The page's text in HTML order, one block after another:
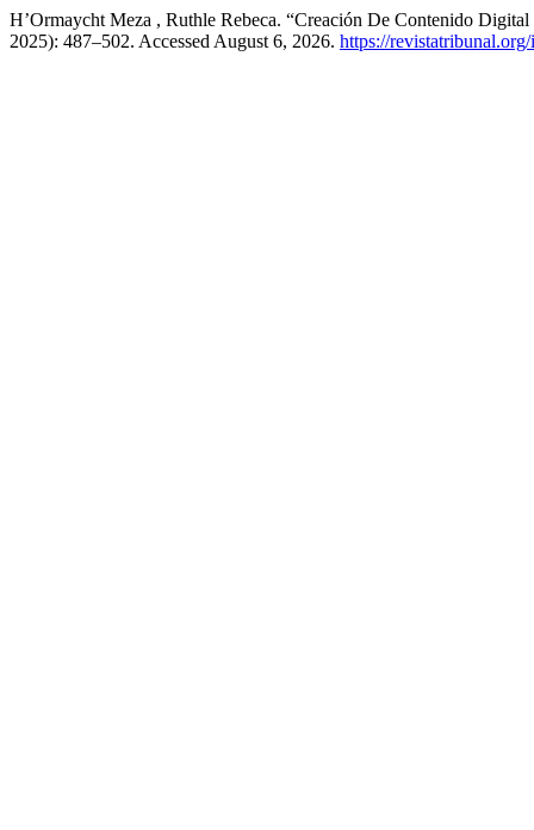
H’Ormaycht Meza , Ruthle Rebeca. “Creación De Contenido
2025): 487–502. Accessed August 6, 2026. https://